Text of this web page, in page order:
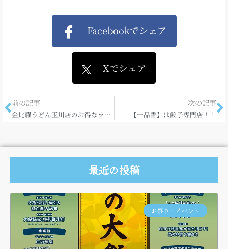
Facebookでシェア
Xでシェア
前の記事
金比羅うどん玉川店のお得なランチメニュー☆
次の記事
【一品香】は餃子専門店！！
最近の投稿
お祭り・イベント